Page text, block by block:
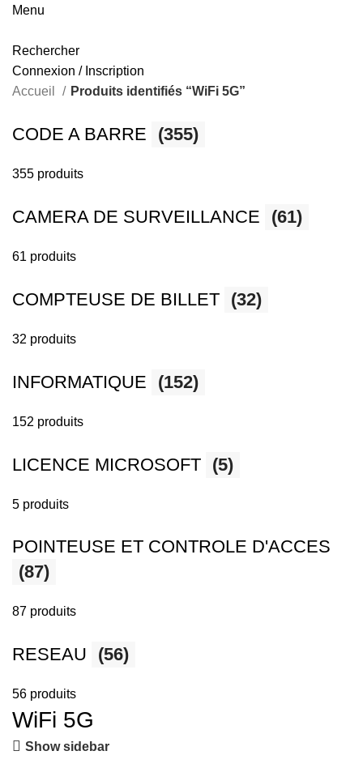
Menu
Rechercher
Connexion / Inscription
Accueil
Produits identifiés “WiFi 5G”
CODE A BARRE (355)
355 produits
CAMERA DE SURVEILLANCE (61)
61 produits
COMPTEUSE DE BILLET (32)
32 produits
INFORMATIQUE (152)
152 produits
LICENCE MICROSOFT (5)
5 produits
POINTEUSE ET CONTROLE D'ACCES
(87)
87 produits
RESEAU (56)
56 produits
WiFi 5G
Show sidebar